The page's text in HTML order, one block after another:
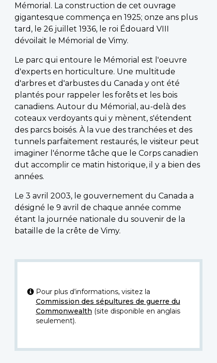
Mémorial. La construction de cet ouvrage
gigantesque commença en 1925; onze ans plus
tard, le 26 juillet 1936, le roi Édouard VIII
dévoilait le Mémorial de Vimy.
Le parc qui entoure le Mémorial est l'oeuvre
d'experts en horticulture. Une multitude
d'arbres et d'arbustes du Canada y ont été
plantés pour rappeler les forêts et les bois
canadiens. Autour du Mémorial, au-delà des
coteaux verdoyants qui y mènent, s'étendent
des parcs boisés. À la vue des tranchées et des
tunnels parfaitement restaurés, le visiteur peut
imaginer l'énorme tâche que le Corps canadien
dut accomplir ce matin historique, il y a bien des
années.
Le 3 avril 2003, le gouvernement du Canada a
désigné le 9 avril de chaque année comme
étant la journée nationale du souvenir de la
bataille de la crête de Vimy.
Pour plus d’informations, visitez la
Commission des sépultures de guerre du
Commonwealth (site disponible en anglais
seulement).